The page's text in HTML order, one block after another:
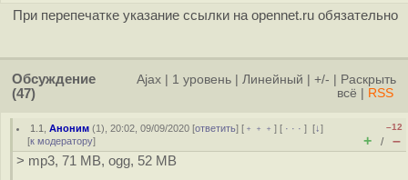
При перепечатке указание ссылки на opennet.ru обязательно
Обсуждение
(47)
Ajax 1 уровень Линейный +/-
Раскрыть
всё
RSS
1.1 ,Аноним (1), 20:02, 09/09/2020 [ответить] [ ﹢﹢﹢] [ · · ·][↓]
[к модератору]
–12
+ / –
> mp3, 71 MB, ogg, 52 MB